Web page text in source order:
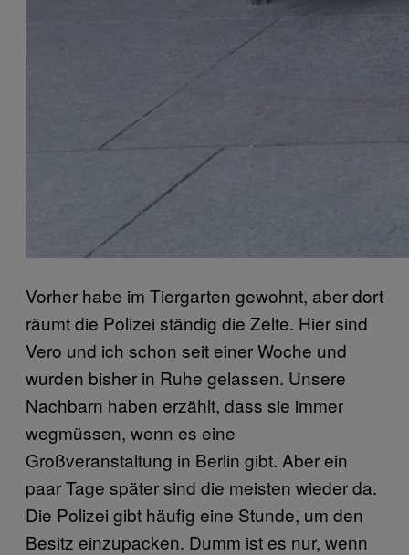
Vorher habe im Tiergarten gewohnt, aber dort
räumt die Polizei ständig die Zelte. Hier sind
Vero und ich schon seit einer Woche und
wurden bisher in Ruhe gelassen. Unsere
Nachbarn haben erzählt, dass sie immer
wegmüssen, wenn es eine
Großveranstaltung in Berlin gibt. Aber ein
paar Tage später sind die meisten wieder da.
Die Polizei gibt häufig eine Stunde, um den
Besitz einzupacken. Dumm ist es nur, wenn